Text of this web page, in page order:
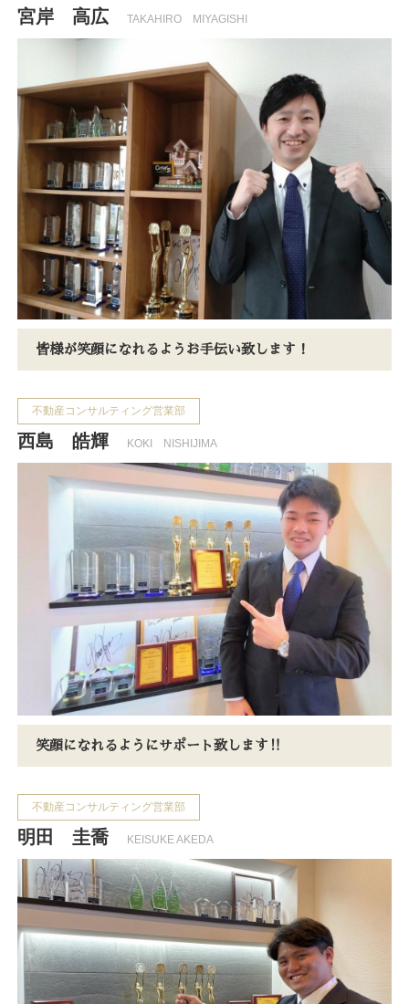
宮岸 高広 TAKAHIRO MIYAGISHI
皆様が笑顔になれるようお手伝い致します！
不動産コンサルティング営業部
西島 皓輝 KOKI NISHIJIMA
笑顔になれるようにサポート致します‼
不動産コンサルティング営業部
明田 圭喬 KEISUKE AKEDA